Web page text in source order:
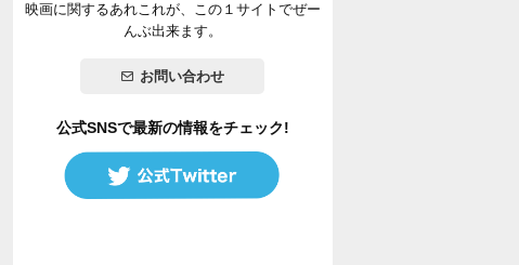
映画に関するあれこれが、この１サイトでぜー
んぶ出来ます。
お問い合わせ
公式SNSで最新の情報をチェック!